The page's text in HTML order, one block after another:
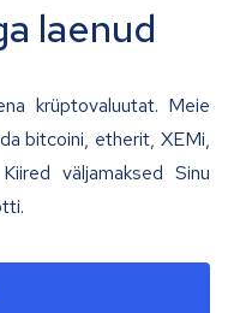
laenud
krüptovaluutat. Meie
bitcoini, etherit, XEMi,
väljamaksed Sinu